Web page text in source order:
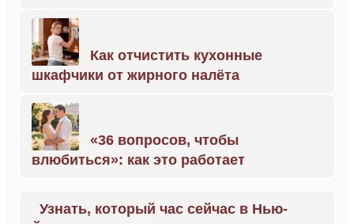
Как отчистить кухонные
шкафчики от жирного налёта
«36 вопросов, чтобы
влюбиться»: как это работает
Узнать, который час сейчас в Нью-